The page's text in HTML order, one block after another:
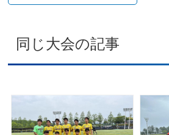
同じ大会の記事